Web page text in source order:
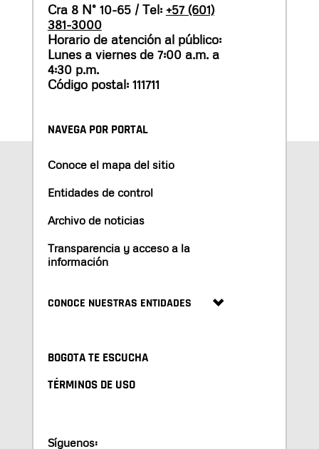
Cra 8 N° 10-65 / Tel: +57 (601)
381-3000
Horario de atención al público:
Lunes a viernes de 7:00 a.m. a
4:30 p.m.
Código postal: 111711
NAVEGA POR PORTAL
Conoce el mapa del sitio
Entidades de control
Archivo de noticias
Transparencia y acceso a la
información
CONOCE NUESTRAS ENTIDADES
BOGOTA TE ESCUCHA
TÉRMINOS DE USO
Síguenos: